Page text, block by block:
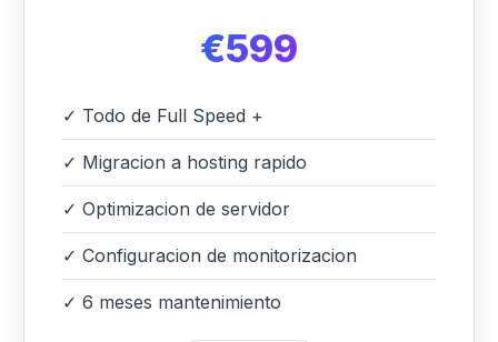
€599
✓ Todo de Full Speed +
✓ Migracion a hosting rapido
✓ Optimizacion de servidor
✓ Configuracion de monitorizacion
✓ 6 meses mantenimiento